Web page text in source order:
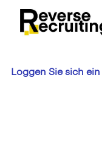
content
Loggen Sie sich ein